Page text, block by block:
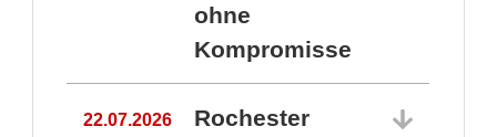
ohne
Kompromisse
22.07.2026
Rochester